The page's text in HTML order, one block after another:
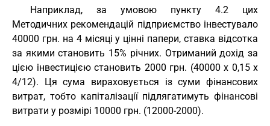
Наприклад, за умовою пункту 4.2 цих
Методичних рекомендацій підприємство інвестувало
40000 грн. на 4 місяці у цінні папери, ставка відсотка
за якими становить 15% річних. Отриманий дохід за
цією інвестицією становить 2000 грн. (40000 х 0,15 х
4/12). Ця сума вираховується із суми фінансових
витрат, тобто капіталізації підлягатимуть фінансові
витрати у розмірі 10000 грн. (12000-2000).